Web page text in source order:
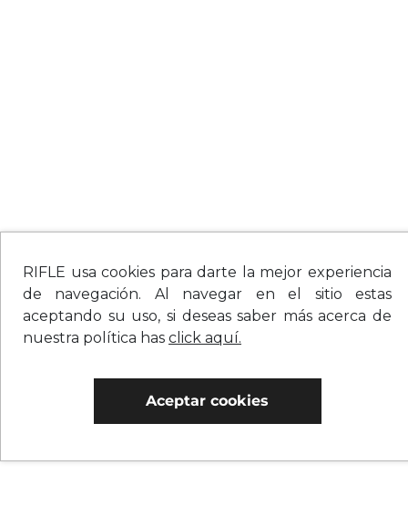
RIFLE usa cookies para darte la mejor experiencia
de navegación. Al navegar en el sitio estas
aceptando su uso, si deseas saber más acerca de
nuestra política has click aquí.
Aceptar cookies